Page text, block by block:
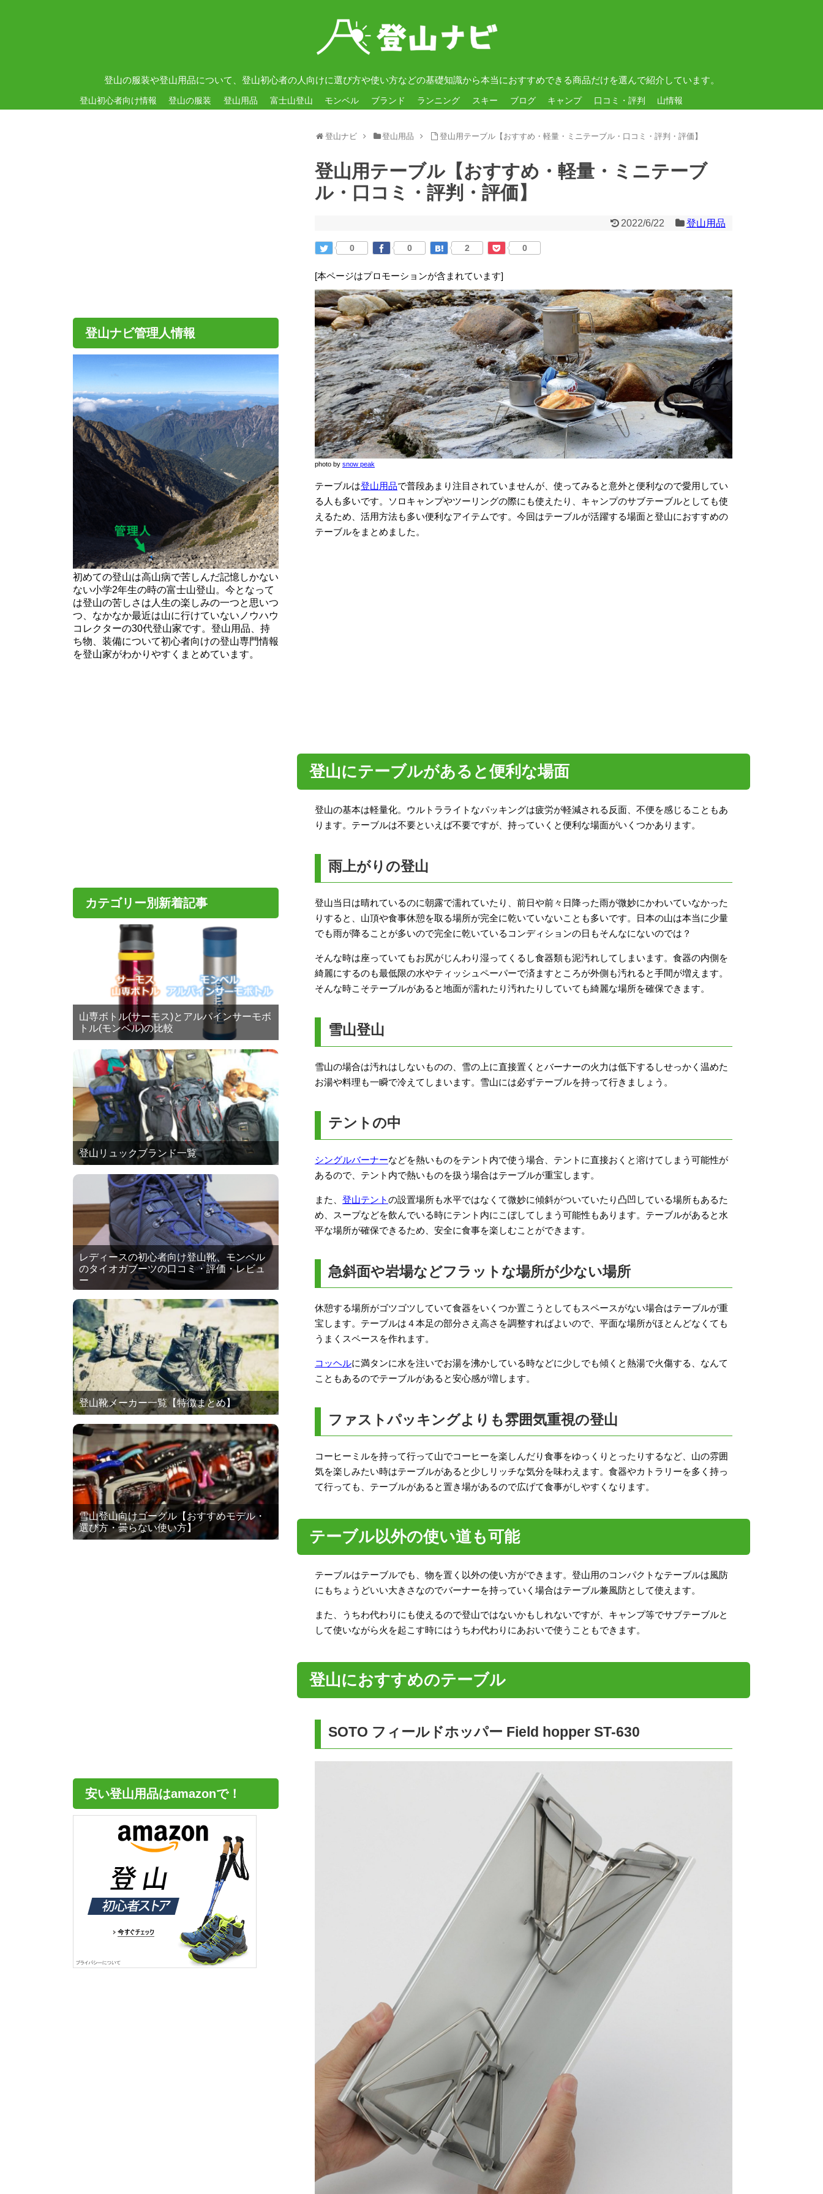
登山の服装や登山用品について、登山初心者の人向けに選び方や使い方などの基礎知識から本当におすすめできる商品だけを選んで紹介しています。
登山初心者向け情報 登山の服装 登山用品 富士山登山 モンベル ブランド ランニング スキー ブログ キャンプ 口コミ・評判 山情報
登山ナビ 登山用品 登山用テーブル【おすすめ・軽量・ミニテーブル・口コミ・評判・評価】
登山用テーブル【おすすめ・軽量・ミニテーブ
ル・口コミ・評判・評価】
2022/6/22 登山用品
0 0 2 0
[本ページはプロモーションが含まれています]
photo by snow peak
テーブルは登山用品で普段あまり注目されていませんが、使ってみると意外と便利なので愛用してい
る人も多いです。ソロキャンプやツーリングの際にも使えたり、キャンプのサブテーブルとしても使
えるため、活用方法も多い便利なアイテムです。今回はテーブルが活躍する場面と登山におすすめの
テーブルをまとめました。
登山にテーブルがあると便利な場面
登山の基本は軽量化。ウルトラライトなパッキングは疲労が軽減される反面、不便を感じることもあ
ります。テーブルは不要といえば不要ですが、持っていくと便利な場面がいくつかあります。
雨上がりの登山
登山当日は晴れているのに朝露で濡れていたり、前日や前々日降った雨が微妙にかわいていなかった
りすると、山頂や食事休憩を取る場所が完全に乾いていないことも多いです。日本の山は本当に少量
でも雨が降ることが多いので完全に乾いているコンディションの日もそんなにないのでは？
そんな時は座っていてもお尻がじんわり湿ってくるし食器類も泥汚れしてしまいます。食器の内側を
綺麗にするのも最低限の水やティッシュペーパーで済ますところが外側も汚れると手間が増えます。
そんな時こそテーブルがあると地面が濡れたり汚れたりしていても綺麗な場所を確保できます。
雪山登山
雪山の場合は汚れはしないものの、雪の上に直接置くとバーナーの火力は低下するしせっかく温めた
お湯や料理も一瞬で冷えてしまいます。雪山には必ずテーブルを持って行きましょう。
テントの中
シングルバーナーなどを熱いものをテント内で使う場合、テントに直接おくと溶けてしまう可能性が
あるので、テント内で熱いものを扱う場合はテーブルが重宝します。
また、 登山テントの設置場所も水平ではなくて微妙に傾斜がついていたり凸凹している場所もあるた
め、スープなどを飲んでいる時にテント内にこぼしてしまう可能性もあります。テーブルがあると水
平な場所が確保できるため、安全に食事を楽しむことができます。
急斜面や岩場などフラットな場所が少ない場所
休憩する場所がゴツゴツしていて食器をいくつか置こうとしてもスペースがない場合はテーブルが重
宝します。テーブルは４本足の部分さえ高さを調整すればよいので、平面な場所がほとんどなくても
うまくスペースを作れます。
コッヘルに満タンに水を注いでお湯を沸かしている時などに少しでも傾くと熱湯で火傷する、なんて
こともあるのでテーブルがあると安心感が増します。
ファストパッキングよりも雰囲気重視の登山
コーヒーミルを持って行って山でコーヒーを楽しんだり食事をゆっくりとったりするなど、山の雰囲
気を楽しみたい時はテーブルがあると少しリッチな気分を味わえます。食器やカトラリーを多く持っ
て行っても、テーブルがあると置き場があるので広げて食事がしやすくなります。
テーブル以外の使い道も可能
テーブルはテーブルでも、物を置く以外の使い方ができます。登山用のコンパクトなテーブルは風防
にもちょうどいい大きさなのでバーナーを持っていく場合はテーブル兼風防として使えます。
また、うちわ代わりにも使えるので登山ではないかもしれないですが、キャンプ等でサブテーブルと
して使いながら火を起こす時にはうちわ代わりにあおいで使うこともできます。
登山におすすめのテーブル
SOTO フィールドホッパー Field hopper ST-630
登山ナビ管理人情報
初めての登山は高山病で苦しんだ記憶しかない
ない小学2年生の時の富士山登山。今となって
は登山の苦しさは人生の楽しみの一つと思いつ
つ、なかなか最近は山に行けていないノウハウ
コレクターの30代登山家です。登山用品、持
ち物、装備について初心者向けの登山専門情報
を登山家がわかりやすくまとめています。
カテゴリー別新着記事
山専ボトル(サーモス)とアルパインサーモボ
トル(モンベル)の比較
登山リュックブランド一覧
レディースの初心者向け登山靴、モンベル
のタイオガブーツの口コミ・評価・レビュ
ー
登山靴メーカー一覧【特徴まとめ】
雪山登山向けゴーグル【おすすめモデル・
選び方・曇らない使い方】
安い登山用品はamazonで！